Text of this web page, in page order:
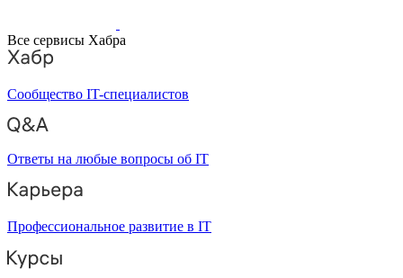
Все сервисы Хабра
Сообщество IT-специалистов
Ответы на любые вопросы об IT
Профессиональное развитие в IT